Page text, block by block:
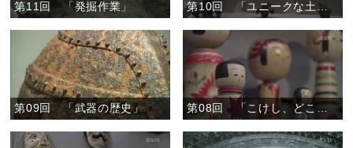
第11回 「発掘作業」 第10回 「ユニークな土器」
第09回 「武器の歴史」